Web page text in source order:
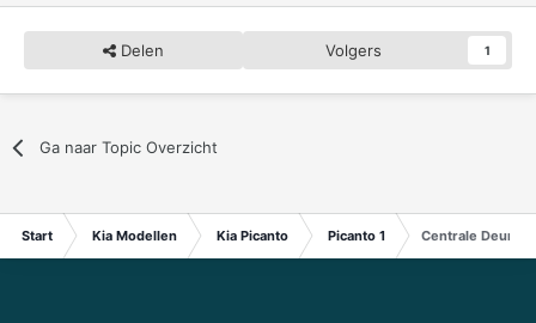
Delen Volgers 1
Ga naar Topic Overzicht
Start Kia Modellen Kia Picanto Picanto 1 Centrale